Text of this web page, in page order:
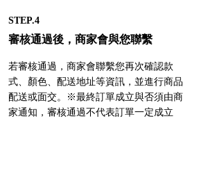
STEP.4
審核通過後，商家會與您聯繫
若審核通過，商家會聯繫您再次確認款
式、顏色、配送地址等資訊，並進行商品
配送或面交。※最終訂單成立與否須由商
家通知，審核通過不代表訂單一定成立